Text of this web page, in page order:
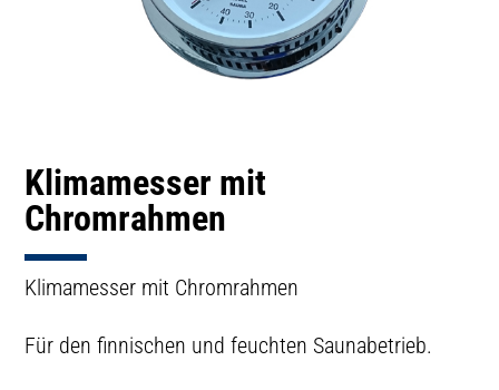
Klimamesser mit
Chromrahmen
Klimamesser mit Chromrahmen
Für den finnischen und feuchten Saunabetrieb.